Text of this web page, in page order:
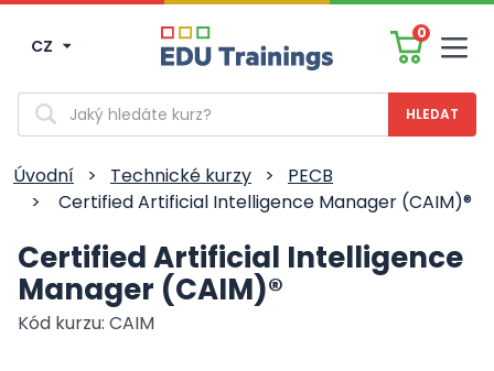
CZ
0
Vyhledávání
Úvodní > Technické kurzy >
PECB
>
Certified Artificial Intelligence Manager (CAIM)®
Certified Artificial Intelligence
Manager (CAIM)®
Kód kurzu: CAIM